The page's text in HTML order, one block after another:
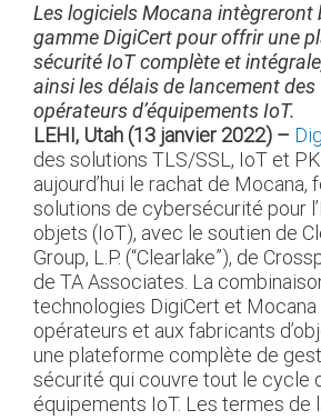
Les logiciels Mocana intègreront
gamme DigiCert pour offrir une
sécurité IoT complète et
ainsi les délais de lancement
opérateurs d’équipements IoT.
LEHI, Utah (13 janvier 2022) –
des solutions TLS/SSL, IoT et
aujourd’hui le rachat de Mocana,
solutions de cybersécurité pour
objets (IoT), avec le soutien de
Group, L.P. (“Clearlake”), de
de TA Associates. La
technologies DigiCert et
opérateurs et aux fabricants
une plateforme complète de
sécurité qui couvre tout le cycle
équipements IoT. Les termes de